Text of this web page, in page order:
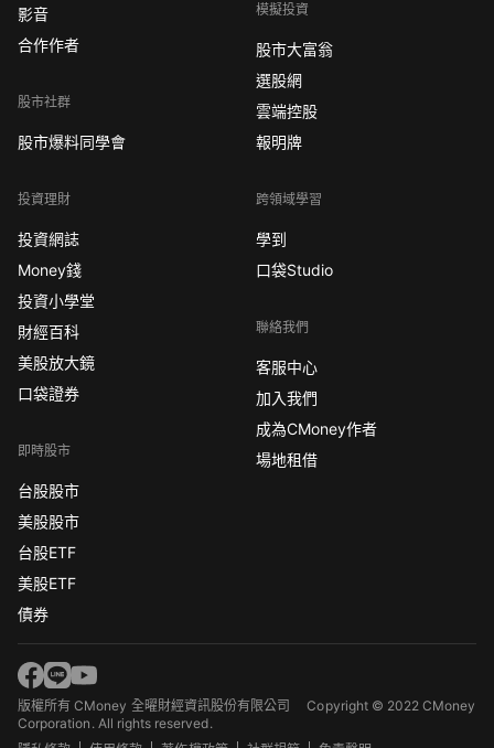
影音
合作作者
股市社群
股市爆料同學會
投資理財
投資網誌
Money錢
投資小學堂
財經百科
美股放大鏡
口袋證券
即時股市
台股股市
美股股市
台股ETF
美股ETF
債券
模擬投資
股市大富翁
選股網
雲端控股
報明牌
跨領域學習
學到
口袋Studio
聯絡我們
客服中心
加入我們
成為CMoney作者
場地租借
版權所有 CMoney 全曜財經資訊股份有限公司Copyright © 2022 CMoney
Corporation. All rights reserved.